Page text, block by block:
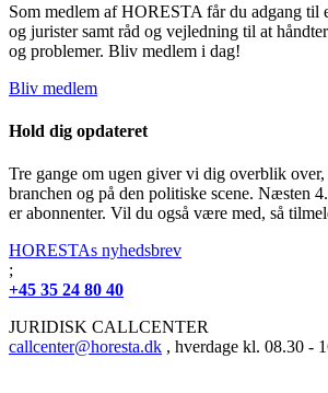
Som medlem af HORESTA får du adgang til
og jurister samt råd og vejledning til at
og problemer. Bliv medlem i dag!
Bliv medlem
Hold dig opdateret
Tre gange om ugen giver vi dig overblik
branchen og på den politiske scene. Næsten
er abonnenter. Vil du også være med, så
HORESTAs nyhedsbrev
;
+45 35 24 80 40
JURIDISK CALLCENTER
callcenter@horesta.dk , hverdage kl. 08.30 -